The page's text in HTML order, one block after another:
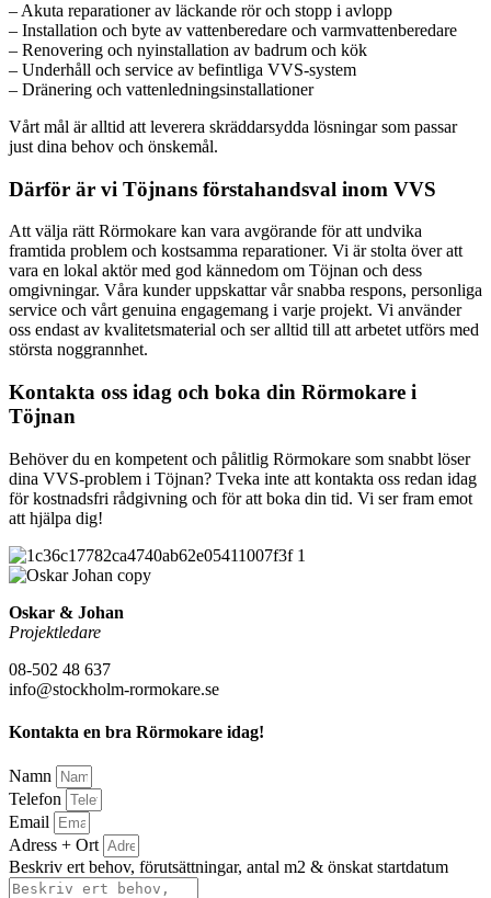
– Akuta reparationer av läckande rör och stopp i avlopp
– Installation och byte av vattenberedare och varmvattenberedare
– Renovering och nyinstallation av badrum och kök
– Underhåll och service av befintliga VVS-system
– Dränering och vattenledningsinstallationer
Vårt mål är alltid att leverera skräddarsydda lösningar som passar
just dina behov och önskemål.
Därför är vi Töjnans förstahandsval inom VVS
Att välja rätt Rörmokare kan vara avgörande för att undvika
framtida problem och kostsamma reparationer. Vi är stolta över att
vara en lokal aktör med god kännedom om Töjnan och dess
omgivningar. Våra kunder uppskattar vår snabba respons, personliga
service och vårt genuina engagemang i varje projekt. Vi använder
oss endast av kvalitetsmaterial och ser alltid till att arbetet utförs med
största noggrannhet.
Kontakta oss idag och boka din Rörmokare i
Töjnan
Behöver du en kompetent och pålitlig Rörmokare som snabbt löser
dina VVS-problem i Töjnan? Tveka inte att kontakta oss redan idag
för kostnadsfri rådgivning och för att boka din tid. Vi ser fram emot
att hjälpa dig!
Oskar & Johan
Projektledare
08-502 48 637
info@stockholm-rormokare.se
Kontakta en bra Rörmokare idag!
Namn
Telefon
Email
Adress + Ort
Beskriv ert behov, förutsättningar, antal m2 & önskat startdatum